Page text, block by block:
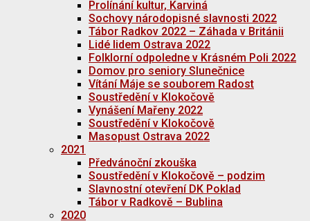
Prolínání kultur, Karviná
Sochovy národopisné slavnosti 2022
Tábor Radkov 2022 – Záhada v Británii
Lidé lidem Ostrava 2022
Folklorní odpoledne v Krásném Poli 2022
Domov pro seniory Slunečnice
Vítání Máje se souborem Radost
Soustředění v Klokočově
Vynášení Mařeny 2022
Soustředění v Klokočově
Masopust Ostrava 2022
2021
Předvánoční zkouška
Soustředění v Klokočově – podzim
Slavnostní otevření DK Poklad
Tábor v Radkově – Bublina
2020